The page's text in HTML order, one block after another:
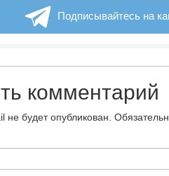
Подписывайтесь на
комментарий
будет опубликован.